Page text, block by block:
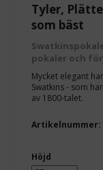
Tyler,
som bäst
pokaler och
Mycket elegant
Swatkins - som
av 1800-talet.
Artikelnummer:
Höjd